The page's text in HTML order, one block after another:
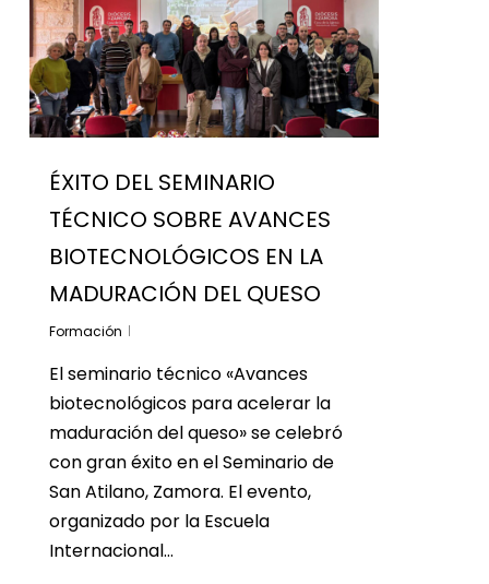
ÉXITO DEL SEMINARIO
TÉCNICO SOBRE AVANCES
BIOTECNOLÓGICOS EN LA
MADURACIÓN DEL QUESO
Formación
El seminario técnico «Avances
biotecnológicos para acelerar la
maduración del queso» se celebró
con gran éxito en el Seminario de
San Atilano, Zamora. El evento,
organizado por la Escuela
Internacional…